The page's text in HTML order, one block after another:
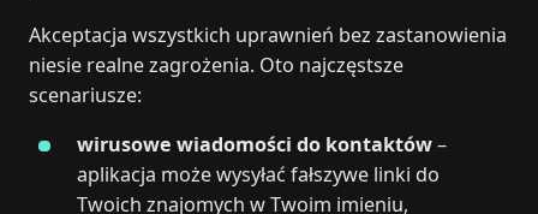
Akceptacja wszystkich uprawnień bez zastanowienia
niesie realne zagrożenia. Oto najczęstsze
scenariusze:
wirusowe wiadomości do kontaktów–
aplikacja może wysyłać fałszywe linki do
Twoich znajomych w Twoim imieniu,